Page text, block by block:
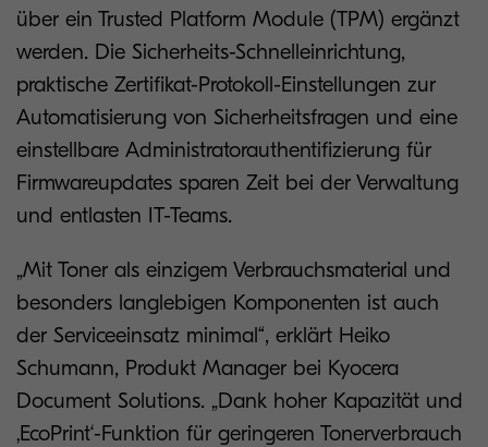
über ein Trusted Platform Module (TPM) ergänzt
werden. Die Sicherheits-Schnelleinrichtung,
praktische Zertifikat-Protokoll-Einstellungen zur
Automatisierung von Sicherheitsfragen und eine
einstellbare Administratorauthentifizierung für
Firmwareupdates sparen Zeit bei der Verwaltung
und entlasten IT-Teams.
„Mit Toner als einzigem Verbrauchsmaterial und
besonders langlebigen Komponenten ist auch
der Serviceeinsatz minimal“, erklärt Heiko
Schumann, Produkt Manager bei Kyocera
Document Solutions. „Dank hoher Kapazität und
‚EcoPrint‘-Funktion für geringeren Tonerverbrauch